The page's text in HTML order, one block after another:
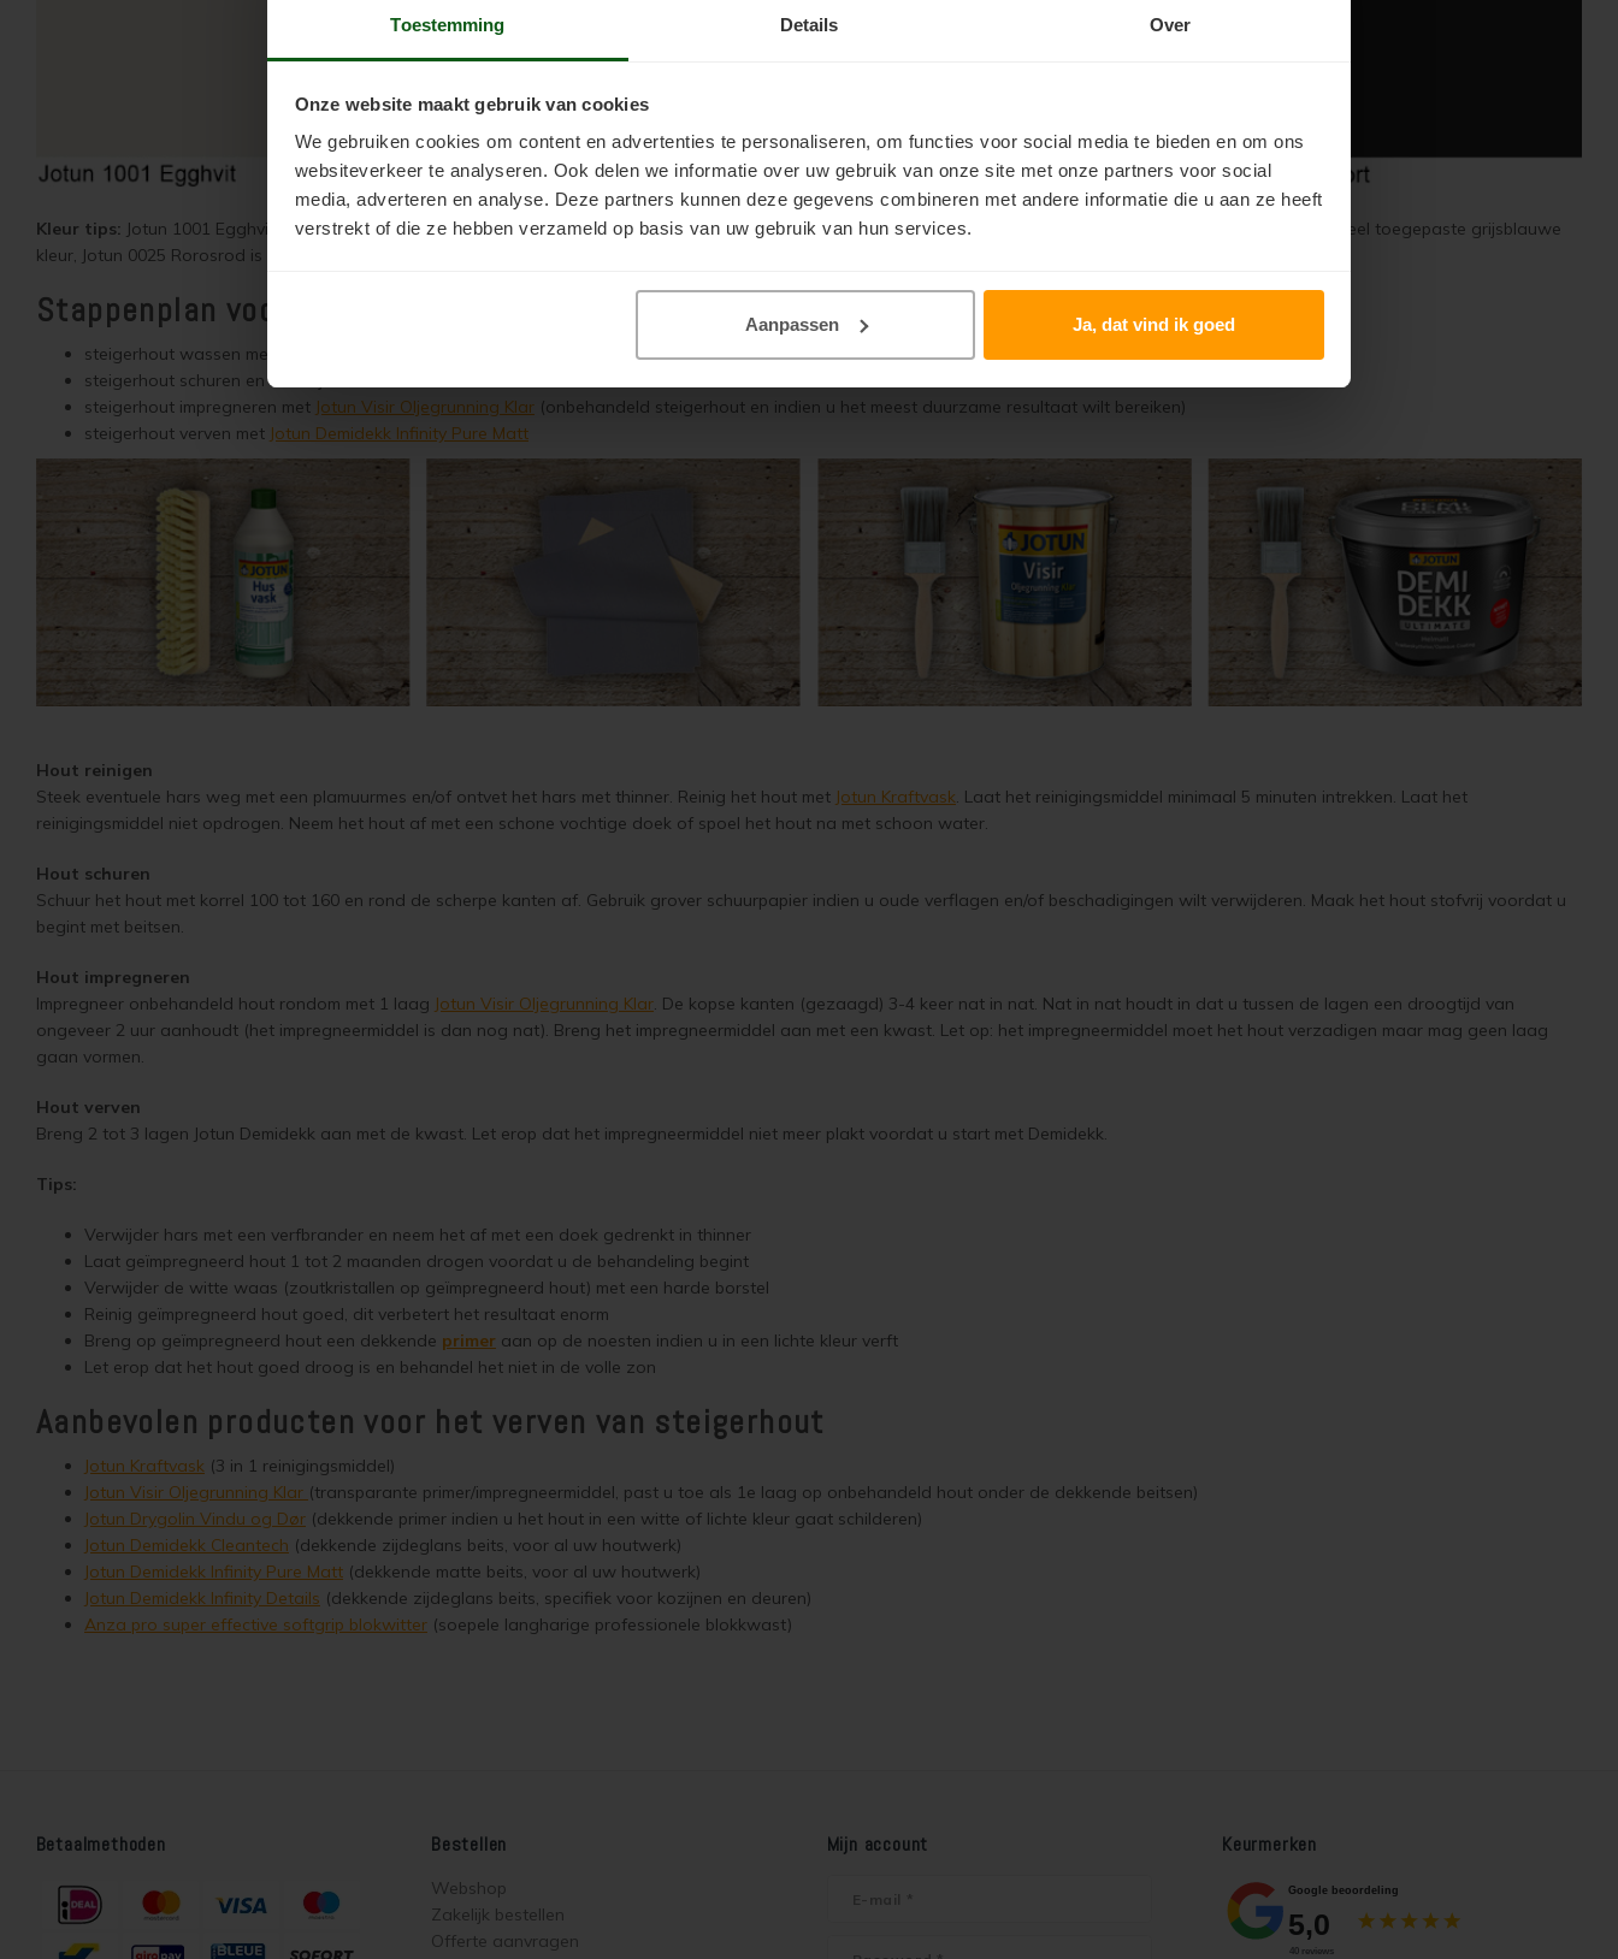
Toestemming Details Over
Onze website maakt gebruik van cookies
We gebruiken cookies om content en advertenties te personaliseren, om functies voor social media te bieden en om ons
websiteverkeer te analyseren. Ook delen we informatie over uw gebruik van onze site met onze partners voor social
media, adverteren en analyse. Deze partners kunnen deze gegevens combineren met andere informatie die u aan ze heeft
verstrekt of die ze hebben verzameld op basis van uw gebruik van hun services.
Aanpassen Ja, dat vind ik goed
Kleur tips: Jotun 1001 Egghvit is de meest verkochte witte kleur in Scandinavië en heeft beetje oker en zwart en lijkt op RAL 9010, Jotun 4252 Kjonnrok dempet is een veel toegepaste grijsblauwe
kleur, Jotun 0025 Rorosrod is typisch Noors rood, Jotun 0099 Sort is de meest zwarte kleur van Jotun, hierin zit alleen zwart pigment en is 100% zwart.
Stappenplan voor het verven van steigerhout
steigerhout wassen met
steigerhout schuren en stofvrij maken
steigerhout impregneren met Jotun Visir Oljegrunning Klar (onbehandeld steigerhout en indien u het meest duurzame resultaat wilt bereiken)
steigerhout verven met Jotun Demidekk Infinity Pure Matt
Hout reinigen
Steek eventuele hars weg met een plamuurmes en/of ontvet het hars met thinner. Reinig het hout met Jotun Kraftvask. Laat het reinigingsmiddel minimaal 5 minuten intrekken. Laat het
reinigingsmiddel niet opdrogen. Neem het hout af met een schone vochtige doek of spoel het hout na met schoon water.
Hout schuren
Schuur het hout met korrel 100 tot 160 en rond de scherpe kanten af. Gebruik grover schuurpapier indien u oude verflagen en/of beschadigingen wilt verwijderen. Maak het hout stofvrij voordat u
begint met beitsen.
Hout impregneren
Impregneer onbehandeld hout rondom met 1 laag Jotun Visir Oljegrunning Klar. De kopse kanten (gezaagd) 3-4 keer nat in nat. Nat in nat houdt in dat u tussen de lagen een droogtijd van
ongeveer 2 uur aanhoudt (het impregneermiddel is dan nog nat). Breng het impregneermiddel aan met een kwast. Let op: het impregneermiddel moet het hout verzadigen maar mag geen laag
gaan vormen.
Hout verven
Breng 2 tot 3 lagen Jotun Demidekk aan met de kwast. Let erop dat het impregneermiddel niet meer plakt voordat u start met Demidekk.
Tips:
Verwijder hars met een verfbrander en neem het af met een doek gedrenkt in thinner
Laat geïmpregneerd hout 1 tot 2 maanden drogen voordat u de behandeling begint
Verwijder de witte waas (zoutkristallen op geïmpregneerd hout) met een harde borstel
Reinig geïmpregneerd hout goed, dit verbetert het resultaat enorm
Breng op geïmpregneerd hout een dekkende primer aan op de noesten indien u in een lichte kleur verft
Let erop dat het hout goed droog is en behandel het niet in de volle zon
Aanbevolen producten voor het verven van steigerhout
Jotun Kraftvask (3 in 1 reinigingsmiddel)
Jotun Visir Oljegrunning Klar (transparante primer/impregneermiddel, past u toe als 1e laag op onbehandeld hout onder de dekkende beitsen)
Jotun Drygolin Vindu og Dør (dekkende primer indien u het hout in een witte of lichte kleur gaat schilderen)
Jotun Demidekk Cleantech (dekkende zijdeglans beits, voor al uw houtwerk)
Jotun Demidekk Infinity Pure Matt (dekkende matte beits, voor al uw houtwerk)
Jotun Demidekk Infinity Details (dekkende zijdeglans beits, specifiek voor kozijnen en deuren)
Anza pro super effective softgrip blokwitter (soepele langharige professionele blokkwast)
Betaalmethoden Bestellen
Webshop
Zakelijk bestellen
Offerte aanvragen
Mijn account Keurmerken